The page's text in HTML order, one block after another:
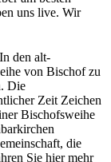
uns live. Wir
den alt-
von Bischof zu
Die
Zeit Zeichen
Bischofsweihe
die
Sie hier mehr